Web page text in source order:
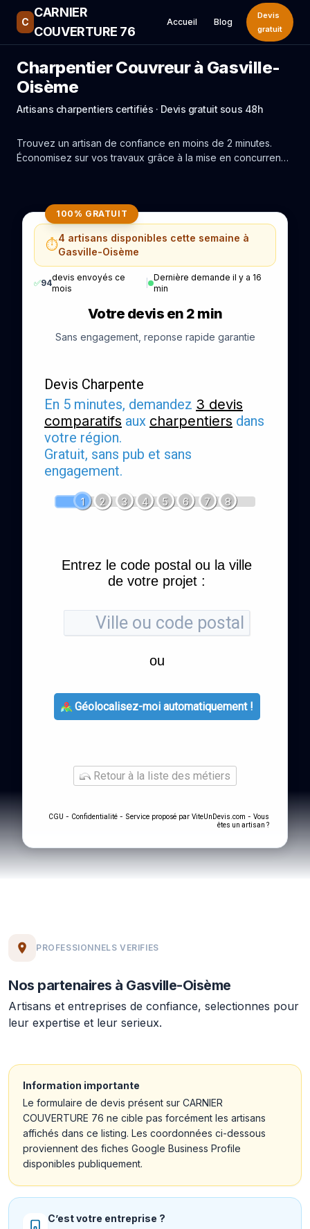
C
CARNIER
COUVERTURE 76
Accueil Blog
Devis
gratuit
Charpentier Couvreur à Gasville-
Oisème
Artisans charpentiers certifiés · Devis gratuit sous 48h
Trouvez un artisan de confiance en moins de 2 minutes.
Économisez sur vos travaux grâce à la mise en concurrence
100% GRATUIT
⏱️4 artisans disponibles cette semaine à
Gasville-Oisème
✅94
devis envoyés ce
mois
|
Dernière demande il y a 16
min
Votre devis en 2 min
Sans engagement, reponse rapide garantie
Devis Charpente
En 5 minutes, demandez 3 devis
comparatifs aux charpentiers dans
votre région.
Gratuit, sans pub et sans
engagement.
1 2 3 4 5 6 7 8
Entrez le code postal ou la ville
de votre projet :
ou
Géolocalisez-moi automatiquement !
Retour à la liste des métiers
CGU - Confidentialité - Service proposé par ViteUnDevis.com - Vous
êtes un artisan ?
PROFESSIONNELS VERIFIES
Nos partenaires à Gasville-Oisème
Artisans et entreprises de confiance, selectionnes pour
leur expertise et leur serieux.
Information importante
Le formulaire de devis présent sur CARNIER
COUVERTURE 76 ne cible pas forcément les artisans
affichés dans ce listing. Les coordonnées ci-dessous
proviennent des fiches Google Business Profile
disponibles publiquement.
C’est votre entreprise ?